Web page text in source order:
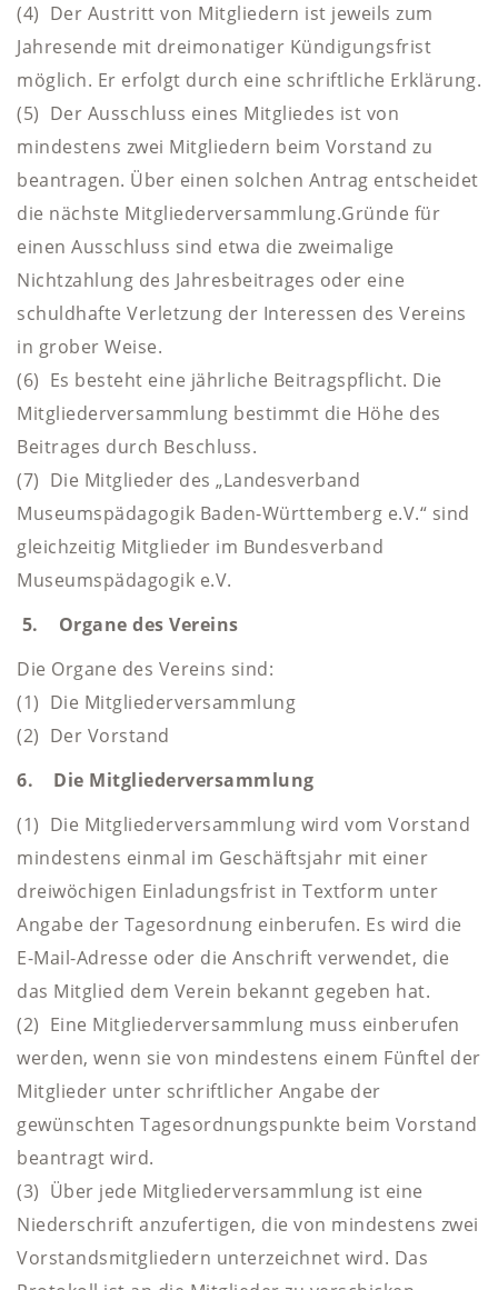
(4) Der Austritt von Mitgliedern ist jeweils zum
Jahresende mit dreimonatiger Kündigungsfrist
möglich. Er erfolgt durch eine schriftliche Erklärung.
(5) Der Ausschluss eines Mitgliedes ist von
mindestens zwei Mitgliedern beim Vorstand zu
beantragen. Über einen solchen Antrag entscheidet
die nächste Mitgliederversammlung.Gründe für
einen Ausschluss sind etwa die zweimalige
Nichtzahlung des Jahresbeitrages oder eine
schuldhafte Verletzung der Interessen des Vereins
in grober Weise.
(6) Es besteht eine jährliche Beitragspflicht. Die
Mitgliederversammlung bestimmt die Höhe des
Beitrages durch Beschluss.
(7) Die Mitglieder des „Landesverband
Museumspädagogik Baden-Württemberg e.V.“ sind
gleichzeitig Mitglieder im Bundesverband
Museumspädagogik e.V.
5. Organe des Vereins
Die Organe des Vereins sind:
(1) Die Mitgliederversammlung
(2) Der Vorstand
6. Die Mitgliederversammlung
(1) Die Mitgliederversammlung wird vom Vorstand
mindestens einmal im Geschäftsjahr mit einer
dreiwöchigen Einladungsfrist in Textform unter
Angabe der Tagesordnung einberufen. Es wird die
E-Mail-Adresse oder die Anschrift verwendet, die
das Mitglied dem Verein bekannt gegeben hat.
(2) Eine Mitgliederversammlung muss einberufen
werden, wenn sie von mindestens einem Fünftel der
Mitglieder unter schriftlicher Angabe der
gewünschten Tagesordnungspunkte beim Vorstand
beantragt wird.
(3) Über jede Mitgliederversammlung ist eine
Niederschrift anzufertigen, die von mindestens zwei
Vorstandsmitgliedern unterzeichnet wird. Das